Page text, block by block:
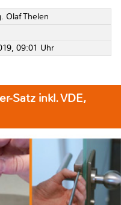
Olaf Thelen
09:01 Uhr
Satz inkl. VDE,